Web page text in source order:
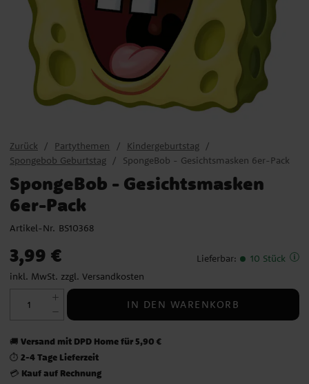
Zurück Partythemen
Kindergeburtstag
Spongebob Geburtstag
SpongeBob - Gesichtsmasken 6er-Pack
SpongeBob - Gesichtsmasken
6er-Pack
Artikel-Nr. BS10368
Preis:3,99 €
3,99 €
inkl. MwSt. zzgl. Versandkosten
Lieferbar: 10 Stück
IN DEN WARENKORB
🚚 Versand mit DPD Home für 5,90 €
⏱️ 2-4 Tage Lieferzeit
💳 Kauf auf Rechnung